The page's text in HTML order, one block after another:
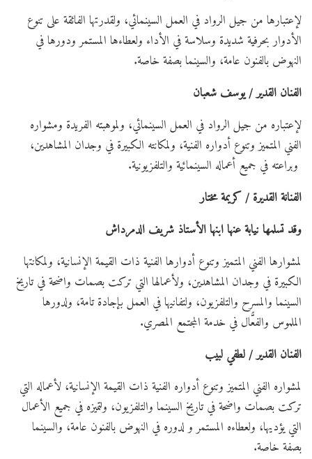
لإعتبارها من جيل الرواد في العمل السينمائي، ولقدرتها الفائقة على تنوع
الأدوار بحرفية شديدة وسلاسة في الأداء ولعطاءها المستمر ودورها في
النهوض بالفنون عامة، والسينما بصفة خاصة.
الفنان القدير / يوسف شعبان
لإعتباره من جيل الرواد في العمل السينمائي، ولموهبته الفريدة ومشواره
الفني المتميز وتنوع أدواره الفنية، ولمكانته الكبيرة في وجدان المشاهدين،
وبراعته في جميع أعماله السينمائية والتلفزيونية.
الفنانة القديرة /كريمة مختار
وقد تسلمها نيابة عنها ابنها الأستاذ شريف الدمرداش
لمشوارها الفني المتميز وتنوع أدوارها الفنية ذات القيمة الإنسانية، ولمكانتها
الكبيرة في وجدان المشاهدين، ولأعمالها التي تركت بصمات واضحة في تاريخ
السينما والمسرح والتلفزيون، ولتفانيها في العمل بإجادة تامة، ولدورها
الملموس والفعًّال في خدمة المجتمع المصري.
الفنان القدير / لطفي لبيب
لمشواره الفني المتميز وتنوع أدواره الفنية ذات القيمة الإنسانية، لأعماله التي
تركت بصمات واضحة في تاريخ السينما والتلفزيون، ولتميزه في جميع الأعمال
التي يؤديها، ولعطاءه المستمر و لدوره في النهوض بالفنون عامة، والسينما
بصفة خاصة.